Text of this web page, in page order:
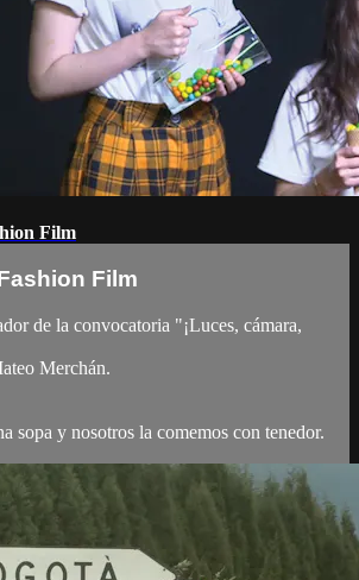
Film
Film
de la convocatoria "¡Luces, cámara,
Merchán.
sopa y nosotros la comemos con tenedor.